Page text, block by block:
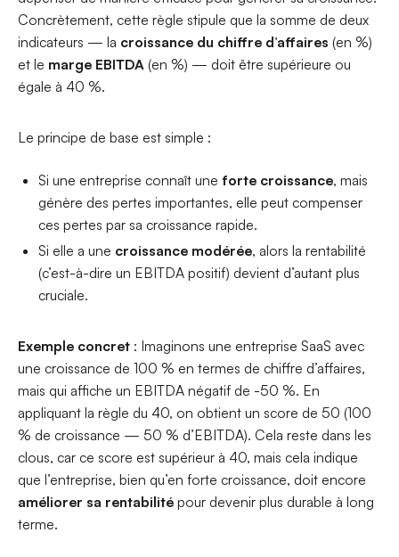
Concrètement, cette règle stipule que la somme de deux
indicateurs — la croissance du chiffre d’affaires (en %)
et le marge EBITDA (en %) — doit être supérieure ou
égale à 40 %.
Le principe de base est simple :
Si une entreprise connaît uneforte croissance, mais
génère des pertes importantes, elle peut compenser
ces pertes par sa croissance rapide.
Si elle a une croissance modérée, alors la rentabilité
(c’est-à-dire un EBITDA positif) devient d’autant plus
cruciale.
Exemple concret : Imaginons une entreprise SaaS avec
une croissance de 100 % en termes de chiffre d’affaires,
mais qui affiche un EBITDA négatif de -50 %. En
appliquant la règle du 40, on obtient un score de 50 (100
% de croissance — 50 % d’EBITDA). Cela reste dans les
clous, car ce score est supérieur à 40, mais cela indique
que l’entreprise, bien qu’en forte croissance, doit encore
améliorer sa rentabilitépour devenir plus durable à long
terme.